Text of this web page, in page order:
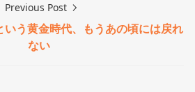
Previous Post
う黄金時代、もうあの頃には戻れ
ない